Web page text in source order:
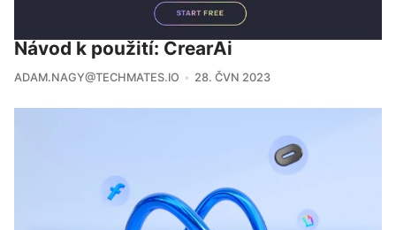
Návod k použití: CrearAi
ADAM.NAGY@TECHMATES.IO 28. ČVN 2023